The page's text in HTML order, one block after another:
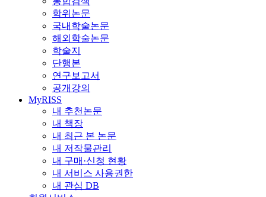
학위논문
국내학술논문
해외학술논문
학술지
단행본
연구보고서
공개강의
MyRISS
내 추천논문
내 책장
내 최근 본 논문
내 저작물관리
내 구매·신청 현황
내 서비스 사용권한
내 관심 DB